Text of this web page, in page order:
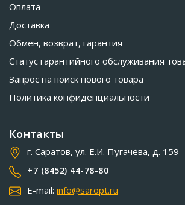
Оплата
Доставка
Обмен, возврат, гарантия
Статус гарантийного обслуживания
Запрос на поиск нового товара
Политика конфиденциальности
Контакты
г. Саратов, ул. Е.И. Пугачёва, д. 159
+7 (8452) 44-78-80
E-mail: info@saropt.ru